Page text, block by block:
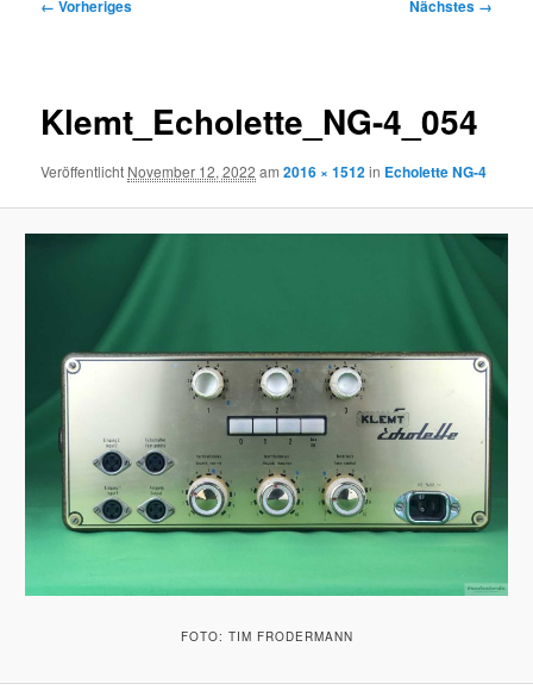
← Vorheriges Nächstes →
Klemt_Echolette_NG-4_054
Veröffentlicht November 12, 2022 am2016 × 1512in Echolette NG-4
FOTO: TIM FRODERMANN